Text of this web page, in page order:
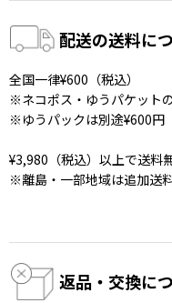
配送の送料に
全国一律¥600（税込）
※ネコポス・ゆうパケット
※ゆうパックは別途¥600円
¥3,980（税込）以上で送料
※離島・一部地域は追加送
返品・交換に